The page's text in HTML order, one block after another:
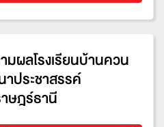
มผลโรงเรียนบ้านควน
ประชาสรรค์
ษฎร์ธานี